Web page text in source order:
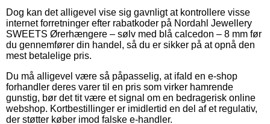
Dog kan det alligevel vise sig gavnligt at kontrollere visse
internet forretninger efter rabatkoder på Nordahl Jewellery
SWEETS Ørerhængere – sølv med blå calcedon – 8 mm før
du gennemfører din handel, så du er sikker på at opnå den
mest betalelige pris.
Du må alligevel være så påpasselig, at ifald en e-shop
forhandler deres varer til en pris som virker hamrende
gunstig, bør det tit være et signal om en bedragerisk online
webshop. Kortbestillinger er imidlertid en del af et regulativ,
der støtter køber imod falske e-handler.